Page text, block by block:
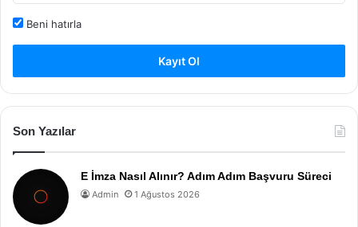
Beni hatırla
Kayıt Ol
Son Yazılar
E İmza Nasıl Alınır? Adım Adım Başvuru Süreci
Admin 1 Ağustos 2026